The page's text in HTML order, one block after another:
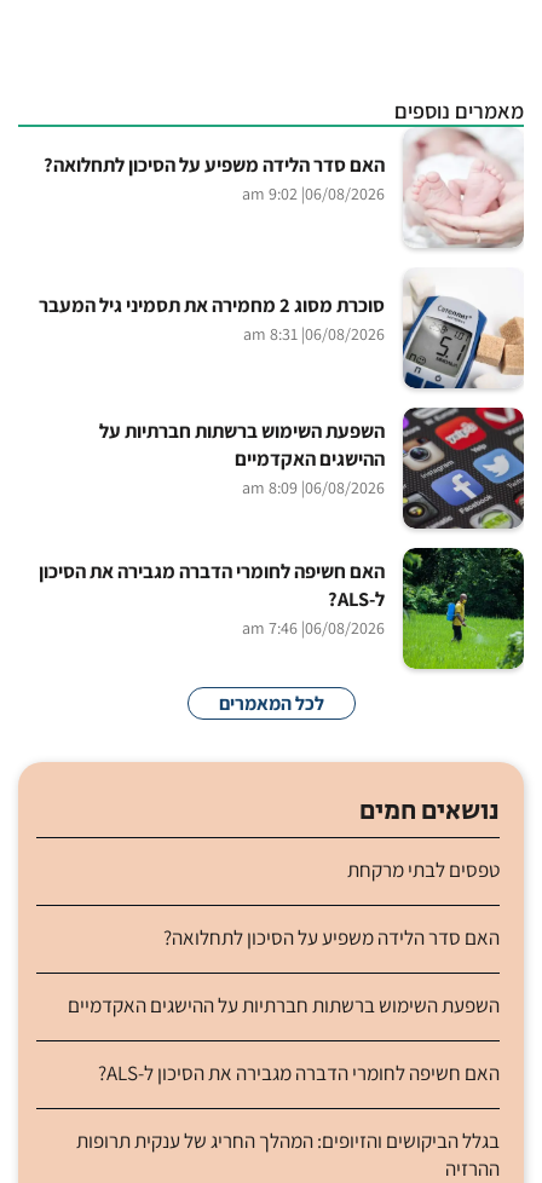
מאמרים נוספים
האם סדר הלידה משפיע על הסיכון לתחלואה?
06/08/2026
| 9:02 am
סוכרת מסוג 2 מחמירה את תסמיני גיל המעבר
06/08/2026
| 8:31 am
השפעת השימוש ברשתות חברתיות על
ההישגים האקדמיים
06/08/2026
| 8:09 am
האם חשיפה לחומרי הדברה מגבירה את הסיכון
ל-ALS?
06/08/2026
| 7:46 am
לכל המאמרים
נושאים חמים
טפסים לבתי מרקחת
האם סדר הלידה משפיע על הסיכון לתחלואה?
השפעת השימוש ברשתות חברתיות על ההישגים האקדמיים
האם חשיפה לחומרי הדברה מגבירה את הסיכון ל-ALS?
בגלל הביקושים והזיופים: המהלך החריג של ענקית תרופות
ההרזיה